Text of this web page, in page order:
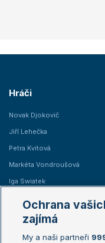
Hráči
Novak Djokovič
Jiří Lehečka
Petra Kvitová
Markéta Vondroušová
Iga Swiatek
Žebříčky
Žebříček ATP (muži)
Ochrana
zajímá
My a naši partneři